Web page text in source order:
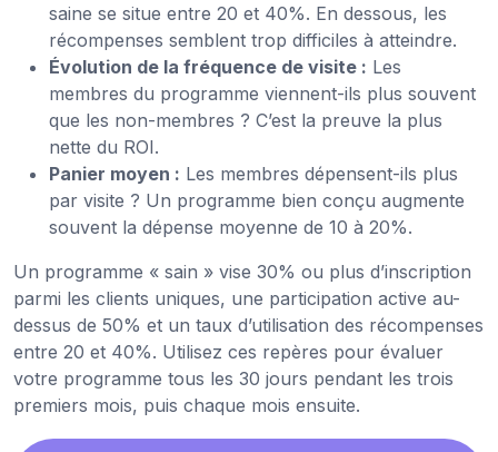
saine se situe entre 20 et 40%. En dessous, les
récompenses semblent trop difficiles à atteindre.
Évolution de la fréquence de visite : Les
membres du programme viennent-ils plus souvent
que les non-membres ? C’est la preuve la plus
nette du ROI.
Panier moyen : Les membres dépensent-ils plus
par visite ? Un programme bien conçu augmente
souvent la dépense moyenne de 10 à 20%.
Un programme « sain » vise 30% ou plus d’inscription
parmi les clients uniques, une participation active au-
dessus de 50% et un taux d’utilisation des récompenses
entre 20 et 40%. Utilisez ces repères pour évaluer
votre programme tous les 30 jours pendant les trois
premiers mois, puis chaque mois ensuite.